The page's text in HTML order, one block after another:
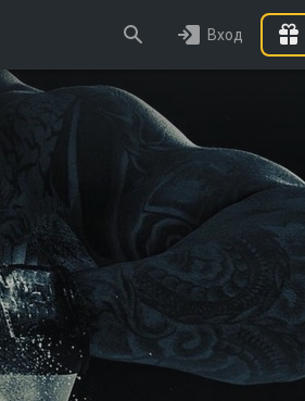
Вход